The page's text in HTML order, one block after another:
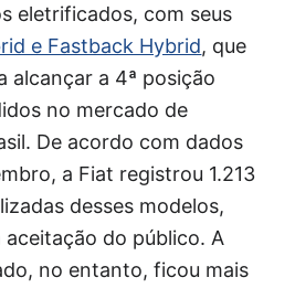
eletrificados, com seus
e Fastback Hybrid, que
alcançar a 4ª posição
no mercado de
De acordo com dados
a Fiat registrou 1.213
desses modelos,
do público. A
no entanto, ficou mais